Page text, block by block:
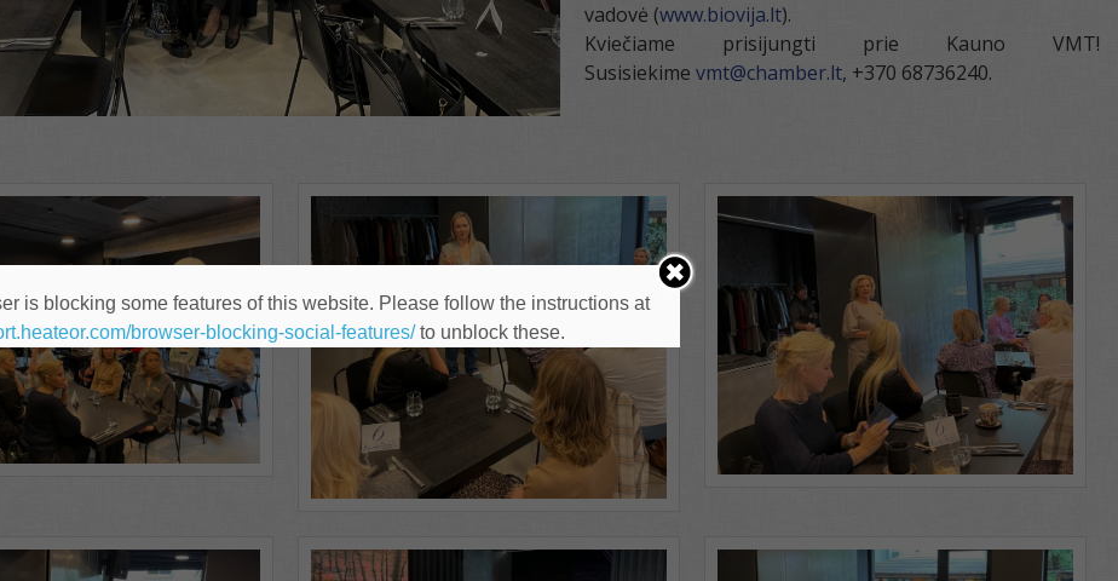
vadovė (www.biovija.lt).
Kviečiame prisijungti prie Kauno VMT!
Susisiekime vmt@chamber.lt, +370 68736240.
is blocking some features of this website. Please follow the instructions at
browser-blocking-social-features/to unblock these.